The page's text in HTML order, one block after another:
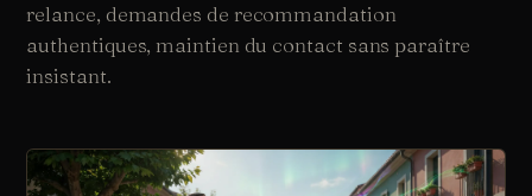
relance, demandes de recommandation
authentiques, maintien du contact sans paraître
insistant.